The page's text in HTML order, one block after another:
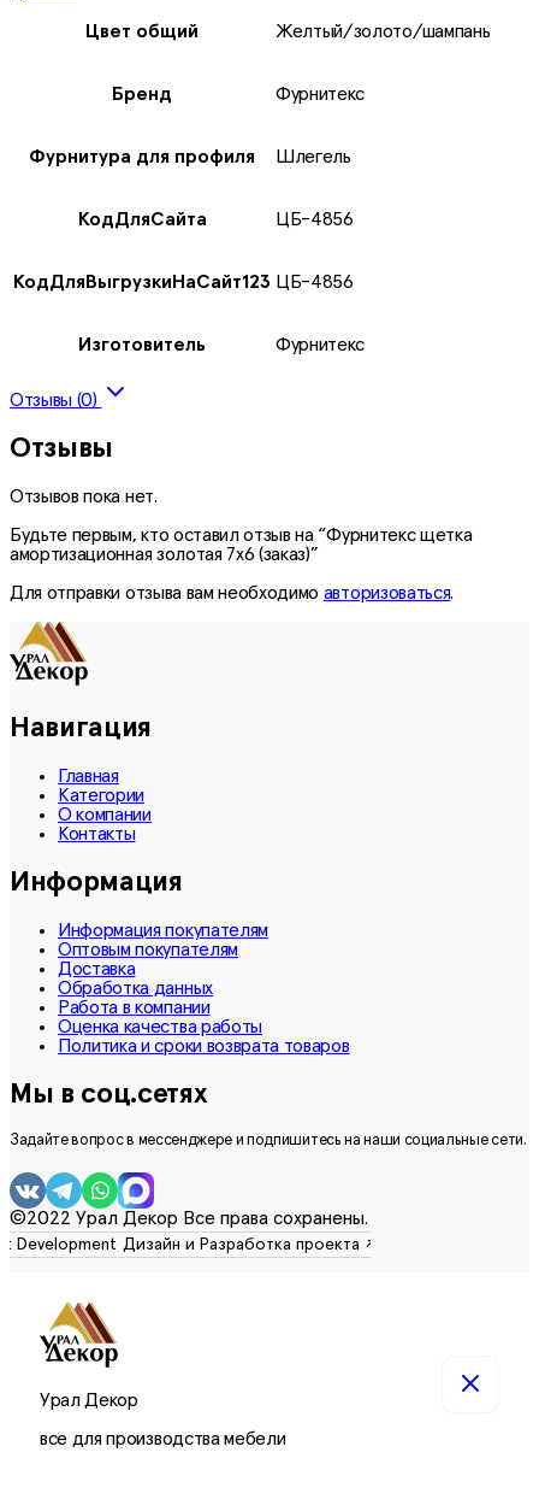
Цвет общий Желтый/золото/шампань
Бренд Фурнитекс
Фурнитура для профиля Шлегель
КодДляСайта ЦБ-4856
КодДляВыгрузкиНаСайт123 ЦБ-4856
Изготовитель Фурнитекс
Отзывы (0)
Отзывы
Отзывов пока нет.
Будьте первым, кто оставил отзыв на “Фурнитекс щетка
амортизационная золотая 7х6 (заказ)”
Для отправки отзыва вам необходимо авторизоваться.
Навигация
Главная
Категории
О компании
Контакты
Информация
Информация покупателям
Оптовым покупателям
Доставка
Обработка данных
Работа в компании
Оценка качества работы
Политика и сроки возврата товаров
Мы в соц.сетях
Задайте вопрос в мессенджере и подпишитесь на наши социальные сети.
©2022 Урал Декор Все права сохранены.
Урал Декор
все для производства мебели